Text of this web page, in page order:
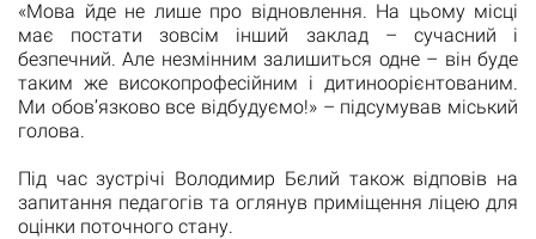
«Мова йде не лише про відновлення. На цьому місці
має постати зовсім інший заклад – сучасний і
безпечний. Але незмінним залишиться одне – він буде
таким же високопрофесійним і дитиноорієнтованим.
Ми обов’язково все відбудуємо!» – підсумував міський
голова.
Під час зустрічі Володимир Бєлий також відповів на
запитання педагогів та оглянув приміщення ліцею для
оцінки поточного стану.